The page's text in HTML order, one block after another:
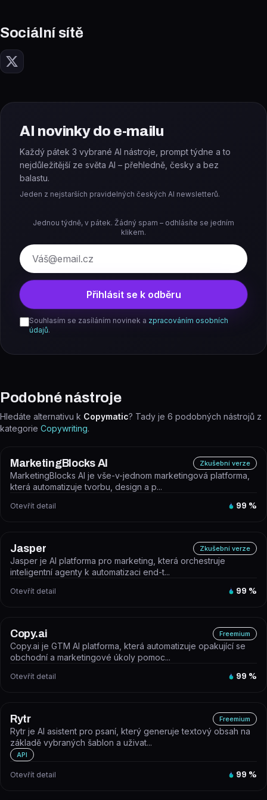
Sociální sítě
AI novinky do e-mailu
Každý pátek 3 vybrané AI nástroje, prompt týdne a to
nejdůležitější ze světa AI – přehledně, česky a bez
balastu.
Jeden z nejstarších pravidelných českých AI newsletterů.
Jednou týdně, v pátek. Žádný spam – odhlásíte se jedním
klikem.
E-mail
Přihlásit se k odběru
Souhlasím se zasíláním novinek a zpracováním osobních
údajů.
Podobné nástroje
Hledáte alternativu k Copymatic? Tady je 6 podobných nástrojů z
kategorie Copywriting.
MarketingBlocks AI Zkušební verze
MarketingBlocks AI je vše-v-jednom marketingová platforma,
která automatizuje tvorbu, design a p...
Otevřít detail 99 %
Jasper Zkušební verze
Jasper je AI platforma pro marketing, která orchestruje
inteligentní agenty k automatizaci end-t...
Otevřít detail 99 %
Copy.ai Freemium
Copy.ai je GTM AI platforma, která automatizuje opakující se
obchodní a marketingové úkoly pomoc...
Otevřít detail 99 %
Rytr Freemium
Rytr je AI asistent pro psaní, který generuje textový obsah na
základě vybraných šablon a uživat...
API
Otevřít detail 99 %